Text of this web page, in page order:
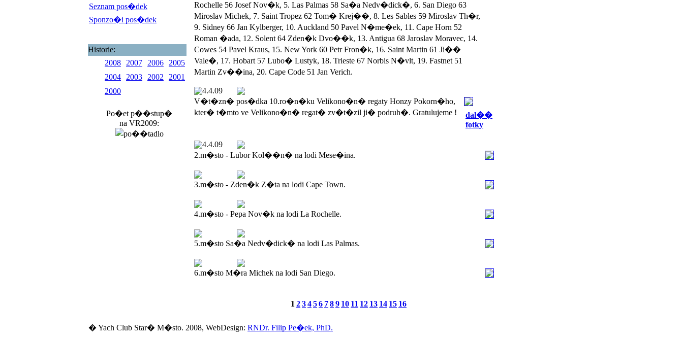
Seznam pos�dek
Sponzo�i pos�dek
Historie:
2008
2007 2006
2005
2004
2003 2002
2001
2000
Po�et p��stup�
na VR2009:
Rochelle 56 Josef Nov�k, 5. Las Palmas 58 Sa�a Nedv�dick�, 6. San Diego 63
Miroslav Michek, 7. Saint Tropez 62 Tom� Krej��, 8. Les Sables 59 Miroslav Th�r,
9. Sidney 66 Jan Kylberger, 10. Auckland 50 Pavel N�me�ek, 11. Cape Horn 52
Roman �ada, 12. Solent 64 Zden�k Dvo��k, 13. Antigua 68 Jaroslav Moravec, 14.
Cowes 54 Pavel Kraus, 15. New York 60 Petr Fron�k, 16. Saint Martin 61 Ji��
Vale�, 17. Hobart 57 Lubo� Lustyk, 18. Trieste 67 Norbis N�vlt, 19. Fastnet 51
Martin Zv��ina, 20. Cape Code 51 Jan Verich.
4.4.09
V�t�zn� pos�dka 10.ro�n�ku Velikono�n� regaty Honzy Pokorn�ho,
kter� t�mto ve Velikono�n� regat� zv�t�zil ji� podruh�. Gratulujeme !
dal��
fotky
4.4.09
2.m�sto - Lubor Kol��n� na lodi Mese�ina.
3.m�sto - Zden�k Z�ta na lodi Cape Town.
4.m�sto - Pepa Nov�k na lodi La Rochelle.
5.m�sto Sa�a Nedv�dick� na lodi Las Palmas.
6.m�sto M�ra Michek na lodi San Diego.
1 23456 789 10 11 12 13 14 15 16
� Yach Club Star� M�sto. 2008, WebDesign: RNDr. Filip Pe�ek, PhD.